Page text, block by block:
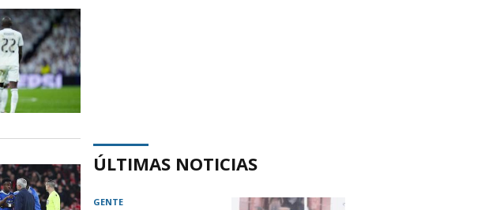
ÚLTIMAS NOTICIAS
GENTE